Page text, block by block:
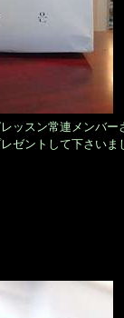
ッスン常連メンバー
ゼントして下さいま